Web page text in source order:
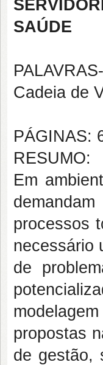
SAÚDE
Cadeia de
PÁGINAS:
RESUMO:
Em
processos
necessário
de
propostas
de gestão,